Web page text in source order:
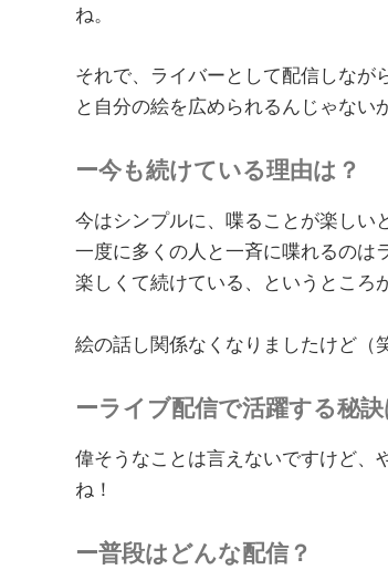
ね。
それで、ライバーとして配信しなが
と自分の絵を広められるんじゃない
ー今も続けている理由は？
今はシンプルに、喋ることが楽しい
一度に多くの人と一斉に喋れるのは
楽しくて続けている、というところ
絵の話し関係なくなりましたけど（
ーライブ配信で活躍する秘訣
偉そうなことは言えないですけど、
ね！
ー普段はどんな配信？